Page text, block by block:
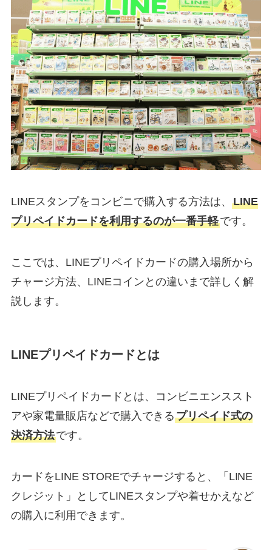
LINEスタンプをコンビニで購入する方法は、 LINE
プリペイドカードを利用するのが一番手軽です。
ここでは、LINEプリペイドカードの購入場所から
チャージ方法、LINEコインとの違いまで詳しく解
説します。
LINEプリペイドカードとは
LINEプリペイドカードとは、コンビニエンススト
アや家電量販店などで購入できるプリペイド式の
決済方法です。
カードをLINE STOREでチャージすると、「LINE
クレジット」としてLINEスタンプや着せかえなど
の購入に利用できます。